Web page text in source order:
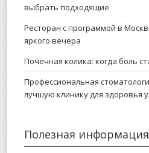
выбрать подходящие
Ресторан с программой в
яркого вечера
Почечная колика: когда боль
Профессиональная
лучшую клинику для здоровья
Полезная информация